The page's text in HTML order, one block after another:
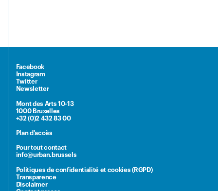
Facebook
Instagram
Twitter
Newsletter
Mont des Arts 10-13
1000 Bruxelles
+32 (0)2 432 83 00
Plan d'accès
Pour tout contact
info@urban.brussels
Politiques de confidentialité et cookies (RGPD)
Transparence
Disclaimer